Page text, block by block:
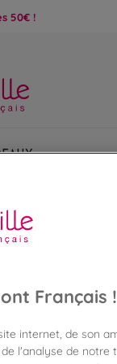
50€ !
DÉJÀ CLIENT
Français !
internet, de son
l'analyse de notre